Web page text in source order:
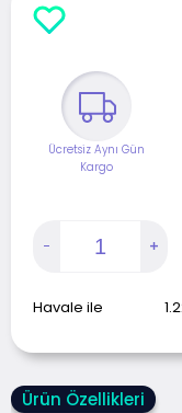
Ücretsiz Aynı Gün
Kargo
Havale ile
Ürün Özellikleri